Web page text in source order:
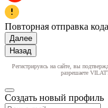
Повторная отправка
Далее
Назад
Регистрируясь на сайте, вы
разрешаете
Создать новый профиль